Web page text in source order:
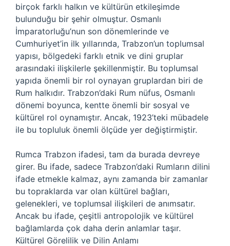
birçok farklı halkın ve kültürün etkileşimde
bulunduğu bir şehir olmuştur. Osmanlı
İmparatorluğu’nun son dönemlerinde ve
Cumhuriyet’in ilk yıllarında, Trabzon’un toplumsal
yapısı, bölgedeki farklı etnik ve dini gruplar
arasındaki ilişkilerle şekillenmiştir. Bu toplumsal
yapıda önemli bir rol oynayan gruplardan biri de
Rum halkıdır. Trabzon’daki Rum nüfus, Osmanlı
dönemi boyunca, kentte önemli bir sosyal ve
kültürel rol oynamıştır. Ancak, 1923’teki mübadele
ile bu topluluk önemli ölçüde yer değiştirmiştir.
Rumca Trabzon ifadesi, tam da burada devreye
girer. Bu ifade, sadece Trabzon’daki Rumların dilini
ifade etmekle kalmaz, aynı zamanda bir zamanlar
bu topraklarda var olan kültürel bağları,
gelenekleri, ve toplumsal ilişkileri de anımsatır.
Ancak bu ifade, çeşitli antropolojik ve kültürel
bağlamlarda çok daha derin anlamlar taşır.
Kültürel Görelilik ve Dilin Anlamı